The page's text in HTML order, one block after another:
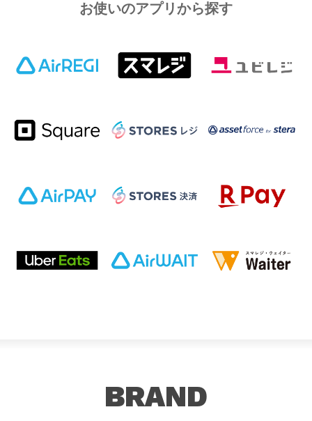
お使いのアプリから探す
BRAND